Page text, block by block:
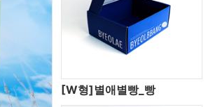
[W형]별애별빵_빵